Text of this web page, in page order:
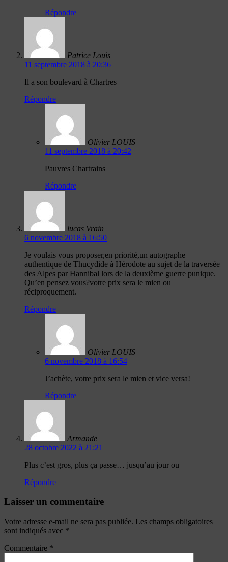
Répondre
Patrice Louis
11 septembre 2018 à 20:36
Il a son boulevard à Chartres
Répondre
Olivier LOUIS
11 septembre 2018 à 20:42
Pauvres Chartrains
Répondre
lucas Vrain
6 novembre 2018 à 16:50
Je voulais vous proposer,en priorité,un autographe
authentique de Thucydide à Hérodote au sujet de la traversée
des Alpes par Hannibal lors de la deuxième guerre punique.
Qu’en pensez vous?votre prix sera le mien ou
réciproquement.
Répondre
Olivier LOUIS
6 novembre 2018 à 16:54
J’achète, votre prix sera le mien et vice versa!
Répondre
Armande
28 octobre 2022 à 21:21
Plus c’est gros, plus ça passe… jusqu’au jour ou
Répondre
Laisser un commentaire
Votre adresse e-mail ne sera pas publiée. Les champs obligatoires
sont indiqués avec *
Commentaire *